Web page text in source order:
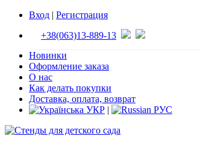
Вход | Регистрация
+38(063)13-889-13
Новинки
Оформление заказа
О нас
Как делать покупки
Доставка, оплата, возврат
УКР | РУС